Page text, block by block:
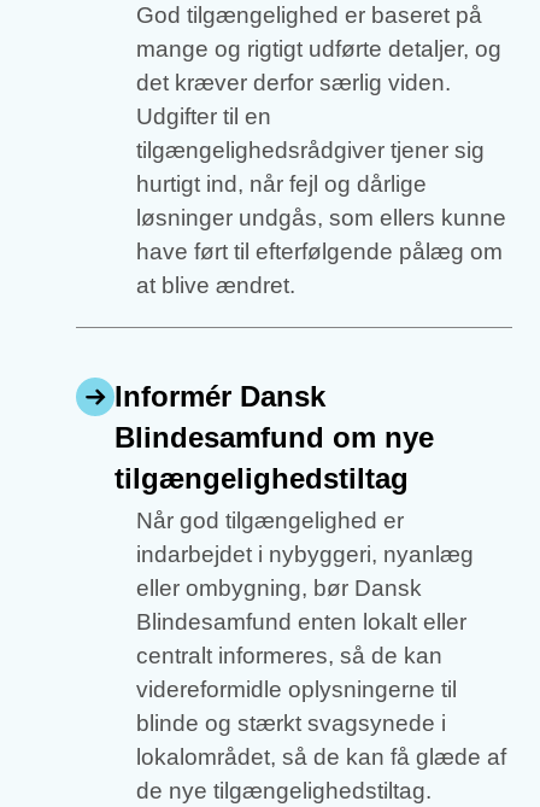
God tilgængelighed er baseret på
mange og rigtigt udførte detaljer, og
det kræver derfor særlig viden.
Udgifter til en
tilgængelighedsrådgiver tjener sig
hurtigt ind, når fejl og dårlige
løsninger undgås, som ellers kunne
have ført til efterfølgende pålæg om
at blive ændret.
Informér Dansk
Blindesamfund om nye
tilgængelighedstiltag
Når god tilgængelighed er
indarbejdet i nybyggeri, nyanlæg
eller ombygning, bør Dansk
Blindesamfund enten lokalt eller
centralt informeres, så de kan
videreformidle oplysningerne til
blinde og stærkt svagsynede i
lokalområdet, så de kan få glæde af
de nye tilgængelighedstiltag.